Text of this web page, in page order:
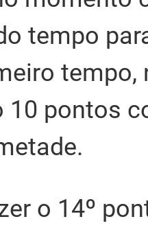
tempo
10 pontos
o 14º